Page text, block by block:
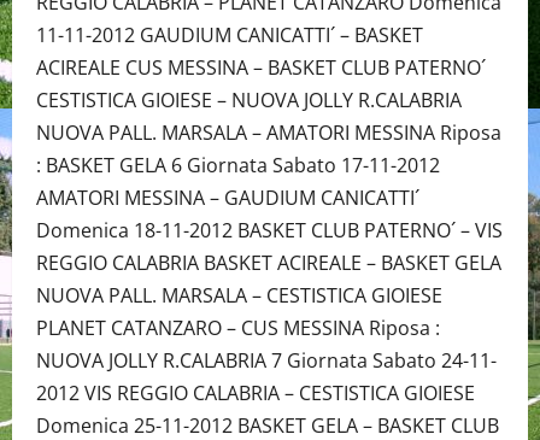
11-11-2012 GAUDIUM CANICATTI´ – BASKET
ACIREALE CUS MESSINA – BASKET CLUB PATERNO´
CESTISTICA GIOIESE – NUOVA JOLLY R.CALABRIA
NUOVA PALL. MARSALA – AMATORI MESSINA Riposa
: BASKET GELA 6 Giornata Sabato 17-11-2012
AMATORI MESSINA – GAUDIUM CANICATTI´
Domenica 18-11-2012 BASKET CLUB PATERNO´ – VIS
REGGIO CALABRIA BASKET ACIREALE – BASKET GELA
NUOVA PALL. MARSALA – CESTISTICA GIOIESE
PLANET CATANZARO – CUS MESSINA Riposa :
NUOVA JOLLY R.CALABRIA 7 Giornata Sabato 24-11-
2012 VIS REGGIO CALABRIA – CESTISTICA GIOIESE
Domenica 25-11-2012 BASKET GELA – BASKET CLUB